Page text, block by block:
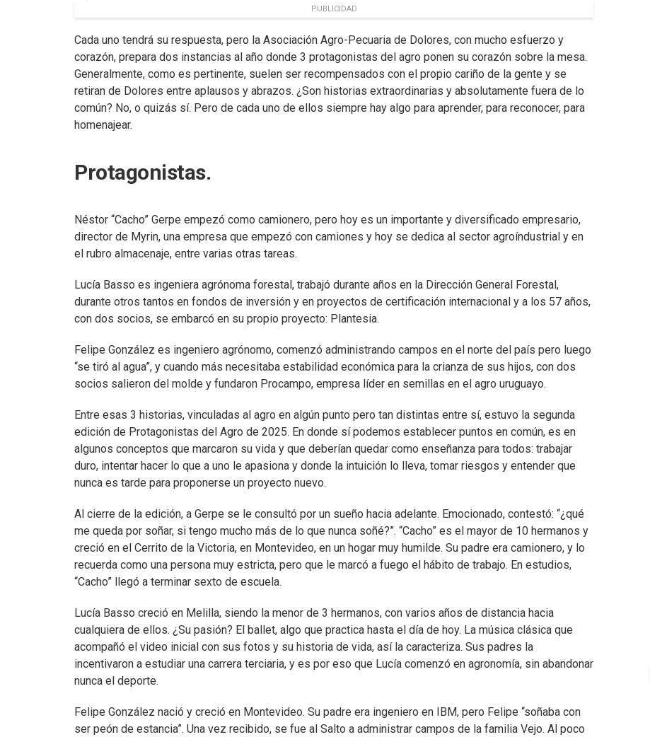
PUBLICIDAD
Cada uno tendrá su respuesta, pero la Asociación Agro-Pecuaria de Dolores, con mucho esfuerzo y
corazón, prepara dos instancias al año donde 3 protagonistas del agro ponen su corazón sobre la mesa.
Generalmente, como es pertinente, suelen ser recompensados con el propio cariño de la gente y se
retiran de Dolores entre aplausos y abrazos. ¿Son historias extraordinarias y absolutamente fuera de lo
común? No, o quizás sí. Pero de cada uno de ellos siempre hay algo para aprender, para reconocer, para
homenajear.
Protagonistas.
Néstor “Cacho” Gerpe empezó como camionero, pero hoy es un importante y diversificado empresario,
director de Myrin, una empresa que empezó con camiones y hoy se dedica al sector agroíndustrial y en
el rubro almacenaje, entre varias otras tareas.
Lucía Basso es ingeniera agrónoma forestal, trabajó durante años en la Dirección General Forestal,
durante otros tantos en fondos de inversión y en proyectos de certificación internacional y a los 57 años,
con dos socios, se embarcó en su propio proyecto: Plantesia.
Felipe González es ingeniero agrónomo, comenzó administrando campos en el norte del país pero luego
“se tiró al agua”, y cuando más necesitaba estabilidad económica para la crianza de sus hijos, con dos
socios salieron del molde y fundaron Procampo, empresa líder en semillas en el agro uruguayo.
Entre esas 3 historias, vinculadas al agro en algún punto pero tan distintas entre sí, estuvo la segunda
edición de Protagonistas del Agro de 2025. En donde sí podemos establecer puntos en común, es en
algunos conceptos que marcaron su vida y que deberían quedar como enseñanza para todos: trabajar
duro, intentar hacer lo que a uno le apasiona y donde la intuición lo lleva, tomar riesgos y entender que
nunca es tarde para proponerse un proyecto nuevo.
Al cierre de la edición, a Gerpe se le consultó por un sueño hacia adelante. Emocionado, contestó: “¿qué
me queda por soñar, si tengo mucho más de lo que nunca soñé?”. “Cacho” es el mayor de 10 hermanos y
creció en el Cerrito de la Victoria, en Montevideo, en un hogar muy humilde. Su padre era camionero, y lo
recuerda como una persona muy estricta, pero que le marcó a fuego el hábito de trabajo. En estudios,
“Cacho” llegó a terminar sexto de escuela.
Lucía Basso creció en Melilla, siendo la menor de 3 hermanos, con varios años de distancia hacia
cualquiera de ellos. ¿Su pasión? El ballet, algo que practica hasta el día de hoy. La música clásica que
acompañó el video inicial con sus fotos y su historia de vida, así la caracteriza. Sus padres la
incentivaron a estudiar una carrera terciaria, y es por eso que Lucía comenzó en agronomía, sin abandonar
nunca el deporte.
Felipe González nació y creció en Montevideo. Su padre era ingeniero en IBM, pero Felipe “soñaba con
ser peón de estancia”. Una vez recibido, se fue al Salto a administrar campos de la familia Vejo. Al poco